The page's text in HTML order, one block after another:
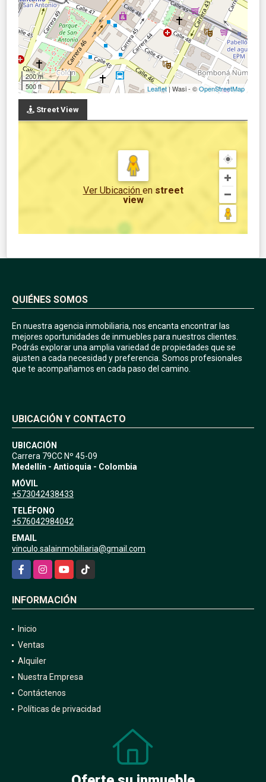
200 m
500 ft
Leaflet| Wasi - ©OpenStreetMap
Street View
Ver Ubicación en street
view
QUIÉNES SOMOS
En nuestra agencia inmobiliaria, nos encanta encontrar las
mejores oportunidades de inmuebles para nuestros clientes.
Podrás explorar una amplia variedad de propiedades que se
ajusten a cada necesidad y preferencia. Somos profesionales
que te acompañamos en cada paso del camino.
UBICACIÓN Y CONTACTO
UBICACIÓN
Carrera 79CC Nº 45-09
Medellín - Antioquia - Colombia
MÓVIL
+573042438433
TELÉFONO
+576042984042
EMAIL
vinculo.salainmobiliaria@gmail.com
FacebookInstagramYouTubeTikTok
INFORMACIÓN
Inicio
Ventas
Alquiler
Nuestra Empresa
Contáctenos
Políticas de privacidad